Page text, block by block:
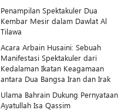
Penampilan Spektakuler Dua
Kembar Mesir dalam Dawlat Al
Tilawa
Acara Arbain Husaini: Sebuah
Manifestasi Spektakuler dari
Kedalaman Ikatan Keagamaan
antara Dua Bangsa Iran dan Irak
Ulama Bahrain Dukung Pernyataan
Ayatullah Isa Qassim